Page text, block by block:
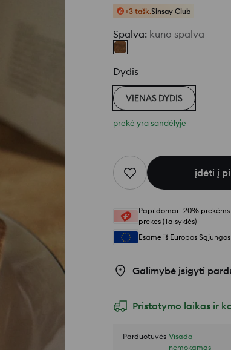
+3 tašk.Sinsay Club
Spalva: kūno spalva
Dydis
VIENAS DYDIS
prekė yra sandėlyje
įdėti į
Papildomai -20%
prekes (Taisyklės)
Esame iš Europos Sąjungos
Galimybė įsigyti
Pristatymo laikas ir
Parduotuvės Visada
nemokamas